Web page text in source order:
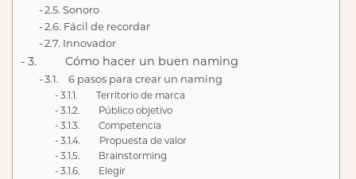
2.5. Sonoro
2.6. Fácil de recordar
2.7. Innovador
3. Cómo hacer un buen naming
3.1. 6 pasos para crear un naming
3.1.1. Territorio de marca
3.1.2. Público objetivo
3.1.3. Competencia
3.1.4. Propuesta de valor
3.1.5. Brainstorming
3.1.6. Elegir